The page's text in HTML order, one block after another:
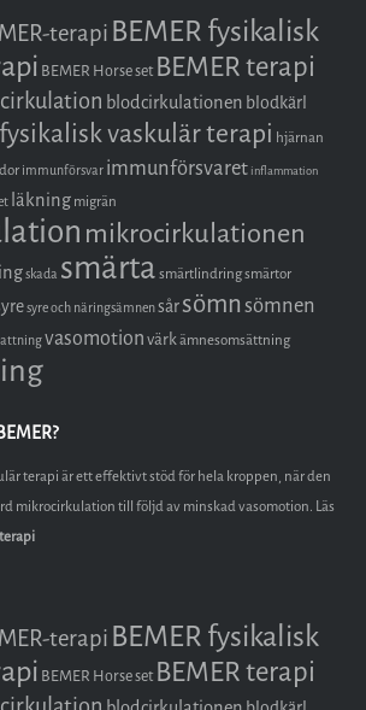
terapi BEMER fysikalisk
BEMER Horse set BEMER terapi
blodcirkulationen blodkärl
fysikalisk vaskulär terapi hjärnan
immunförsvar immunförsvaret inflammation
läkningmigrän
mikrocirkulationen
skada smärtasmärtlindringsmärtor
syre och näringsämnensårsömnsömnen
vasomotionvärkämnesomsättning
terapi är ett effektivt stöd för hela kroppen, när den
mikrocirkulation till följd av minskad vasomotion. Läs
terapi BEMER fysikalisk
BEMER Horse set BEMER terapi